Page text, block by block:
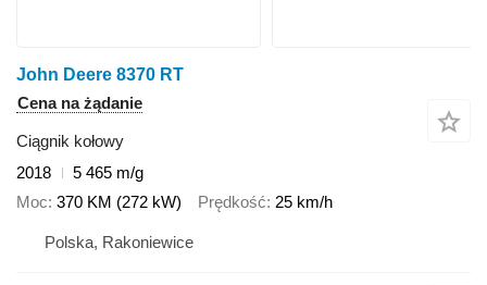
John Deere 8370 RT
Cena na żądanie
Ciągnik kołowy
2018
5 465 m/g
Moc 370 KM (272 kW) Prędkość 25 km/h
Polska, Rakoniewice